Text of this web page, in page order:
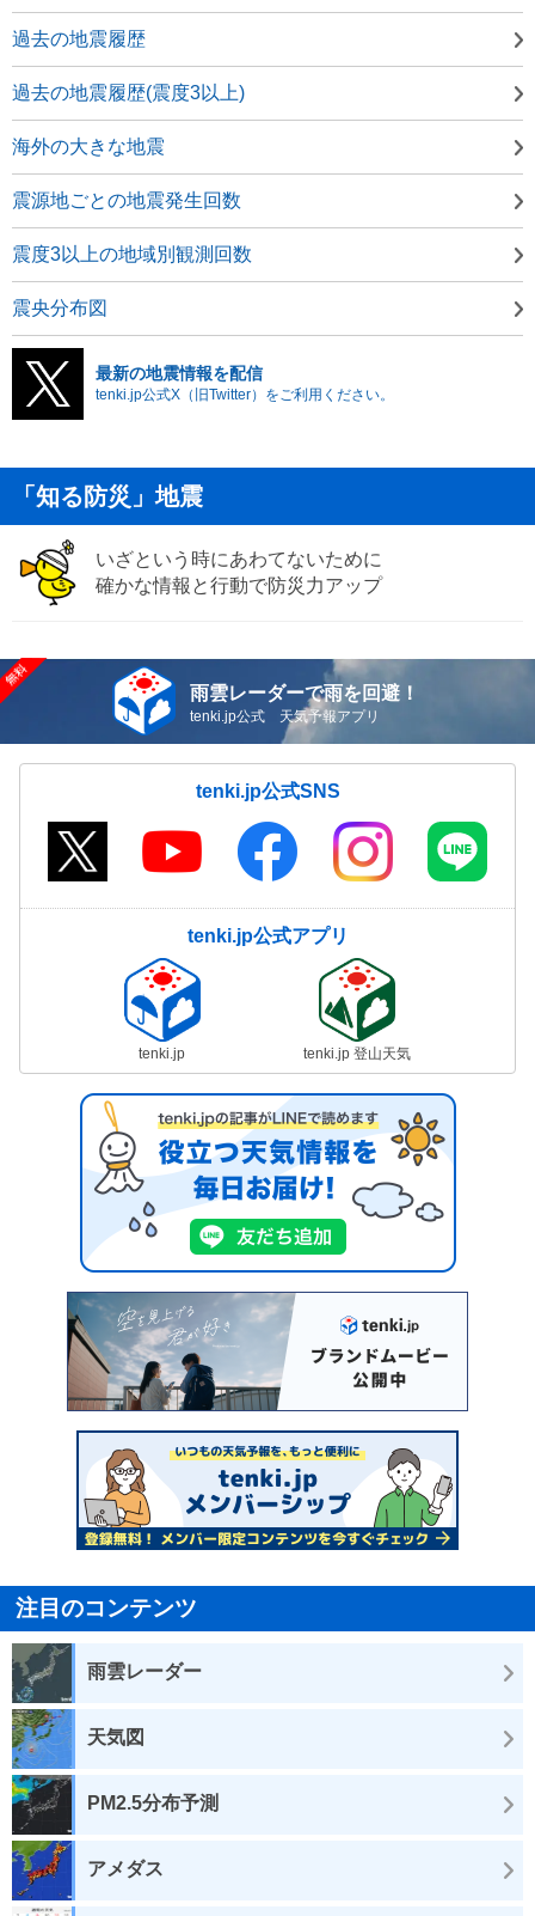
過去の地震履歴
過去の地震履歴(震度3以上)
海外の大きな地震
震源地ごとの地震発生回数
震度3以上の地域別観測回数
震央分布図
最新の地震情報を配信
tenki.jp公式X（旧Twitter）をご利用ください。
「知る防災」地震
いざという時にあわてないために
確かな情報と行動で防災力アップ
雨雲レーダーで雨を回避！
tenki.jp公式 天気予報アプリ
tenki.jp公式SNS
tenki.jp公式アプリ
tenki.jp tenki.jp 登山天気
注目のコンテンツ
雨雲レーダー
天気図
PM2.5分布予測
アメダス